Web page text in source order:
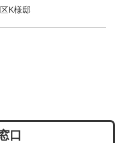
K様邸
口